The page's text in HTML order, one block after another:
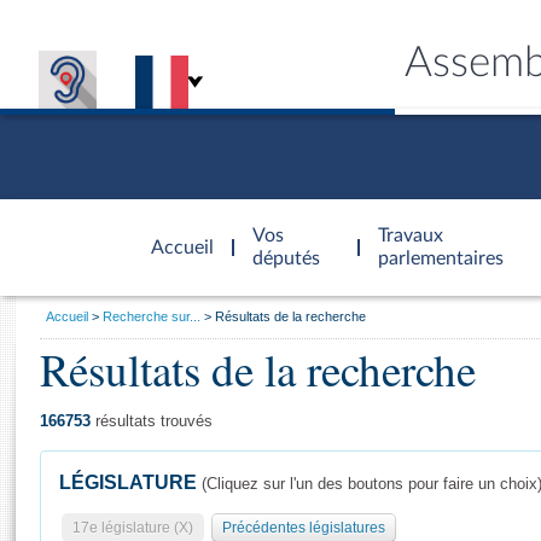
Accueil
d'accueil
Vos
députés
Travaux
parlementaires
Général
Vous
Accueil Recherche sur... Résultats de la recherche
Résultats de la recherche
166753 résultats trouvés
LÉGISLATURE (Cliquez sur l'un des boutons pour faire un choix)
17e législature (X) Précédentes législatures